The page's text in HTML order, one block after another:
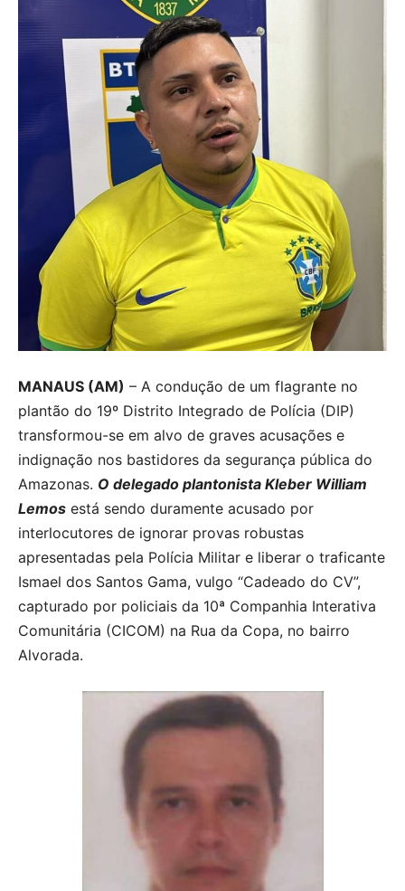
MANAUS (AM) – A condução de um flagrante no
plantão do 19º Distrito Integrado de Polícia (DIP)
transformou-se em alvo de graves acusações e
indignação nos bastidores da segurança pública do
Amazonas. O delegado plantonista Kleber William
Lemos está sendo duramente acusado por
interlocutores de ignorar provas robustas
apresentadas pela Polícia Militar e liberar o traficante
Ismael dos Santos Gama, vulgo “Cadeado do CV”,
capturado por policiais da 10ª Companhia Interativa
Comunitária (CICOM) na Rua da Copa, no bairro
Alvorada.